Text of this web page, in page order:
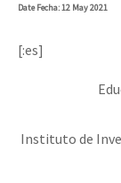
DateFecha: 12 May 2021
[:es]
Instituto de